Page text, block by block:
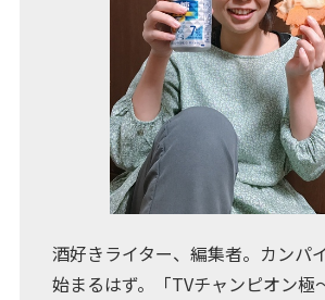
酒好きライター、編集者。カンパ
始まるはず。「TVチャンピオン極